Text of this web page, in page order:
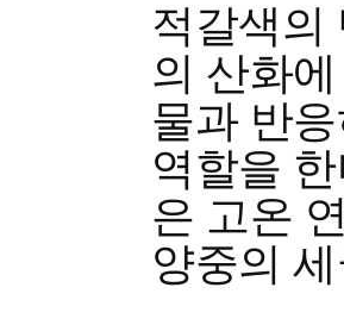
적갈색의
의 산화
물과 반
역할을
은 고온
양중의